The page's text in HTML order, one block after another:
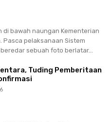
di bawah naungan Kementerian
Pasca pelaksanaan Sistem
sebuah foto berlatar...
Tuding Pemberitaan